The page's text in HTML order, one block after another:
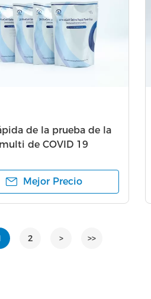
de la prueba de la
de COVID 19
Mejor Precio
2 > >>